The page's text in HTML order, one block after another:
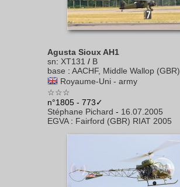
Agusta Sioux AH1
sn: XT131 / B
base : AACHF, Middle Wallop (GBR)
Royaume-Uni - army
☆☆☆
n°1805 - 773✓
Stéphane Pichard - 16.07.2005
EGVA: Fairford (GBR) RIAT 2005